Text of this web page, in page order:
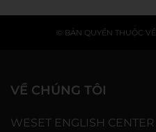
© BẢN QUYỀN THUỘC VỀ
VỀ CHÚNG TÔI
WESET ENGLISH